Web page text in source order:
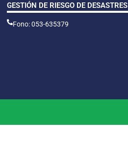
GESTIÓN DE RIESGO DE DESASTRES
Fono: 053-635379